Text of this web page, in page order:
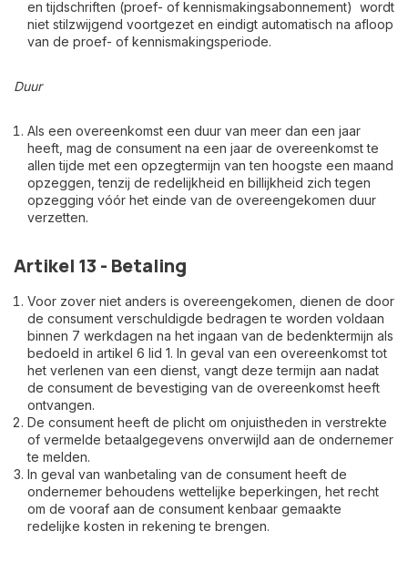
en tijdschriften (proef- of kennismakingsabonnement) wordt
niet stilzwijgend voortgezet en eindigt automatisch na afloop
van de proef- of kennismakingsperiode.
Duur
Als een overeenkomst een duur van meer dan een jaar
heeft, mag de consument na een jaar de overeenkomst te
allen tijde met een opzegtermijn van ten hoogste een maand
opzeggen, tenzij de redelijkheid en billijkheid zich tegen
opzegging vóór het einde van de overeengekomen duur
verzetten.
Artikel 13 - Betaling
Voor zover niet anders is overeengekomen, dienen de door
de consument verschuldigde bedragen te worden voldaan
binnen 7 werkdagen na het ingaan van de bedenktermijn als
bedoeld in artikel 6 lid 1. In geval van een overeenkomst tot
het verlenen van een dienst, vangt deze termijn aan nadat
de consument de bevestiging van de overeenkomst heeft
ontvangen.
De consument heeft de plicht om onjuistheden in verstrekte
of vermelde betaalgegevens onverwijld aan de ondernemer
te melden.
In geval van wanbetaling van de consument heeft de
ondernemer behoudens wettelijke beperkingen, het recht
om de vooraf aan de consument kenbaar gemaakte
redelijke kosten in rekening te brengen.